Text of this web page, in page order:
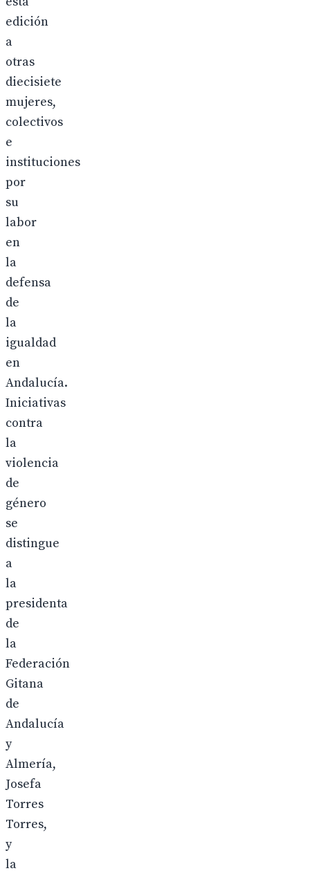
edición
a
otras
diecisiete
mujeres,
colectivos
e
instituciones
por
su
labor
en
la
defensa
de
la
igualdad
en
Andalucía.
Iniciativas
contra
la
violencia
de
género
se
distingue
a
la
presidenta
de
la
Federación
Gitana
de
Andalucía
y
Almería,
Josefa
Torres
Torres,
y
la